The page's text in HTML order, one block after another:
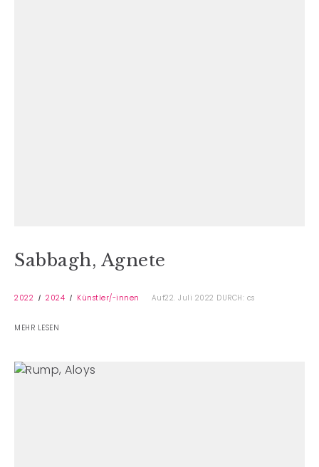
Sabbagh, Agnete
2022 2024 Künstler/-innen Auf22. Juli 2022 DURCH: cs
MEHR LESEN